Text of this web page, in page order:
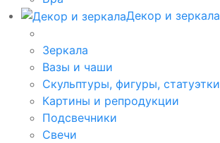
Декор и зеркала
Зеркала
Вазы и чаши
Скульптуры, фигуры, статуэтки
Картины и репродукции
Подсвечники
Свечи